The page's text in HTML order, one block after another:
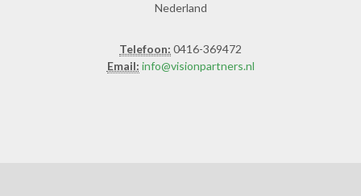
Nederland
Telefoon: 0416-369472
Email: info@visionpartners.nl